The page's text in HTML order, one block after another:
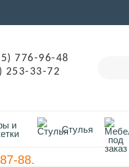
776-96-48
253-33-72
и
Стулья
88.